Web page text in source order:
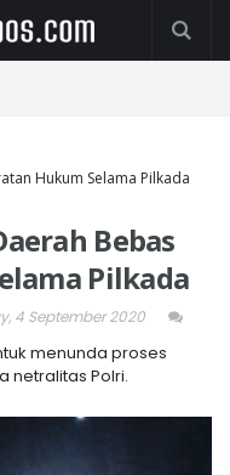
Hukum Selama Pilkada
Bebas
Pilkada
4 September 2020
menunda proses
netralitas Polri.